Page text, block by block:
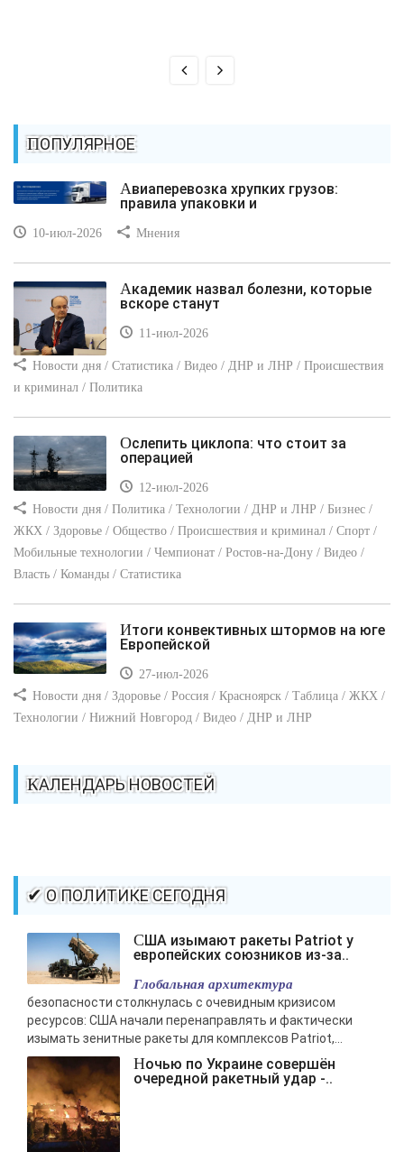
ПОПУЛЯРНОЕ
Авиаперевозка хрупких грузов:
правила упаковки и
10-июл-2026 Мнения
Академик назвал болезни, которые
вскоре станут
11-июл-2026
Новости дня / Статистика / Видео / ДНР и ЛНР / Происшествия
и криминал / Политика
Ослепить циклопа: что стоит за
операцией
12-июл-2026
Новости дня / Политика / Технологии / ДНР и ЛНР / Бизнес /
ЖКХ / Здоровье / Общество / Происшествия и криминал / Спорт /
Мобильные технологии / Чемпионат / Ростов-на-Дону / Видео /
Власть / Команды / Статистика
Итоги конвективных штормов на юге
Европейской
27-июл-2026
Новости дня / Здоровье / Россия / Красноярск / Таблица / ЖКХ /
Технологии / Нижний Новгород / Видео / ДНР и ЛНР
КАЛЕНДАРЬ НОВОСТЕЙ
✔ О ПОЛИТИКЕ СЕГОДНЯ
США изымают ракеты Patriot у
европейских союзников из-за..
Глобальная архитектура
безопасности столкнулась с очевидным кризисом
ресурсов: США начали перенаправлять и фактически
изымать зенитные ракеты для комплексов Patriot,...
Ночью по Украине совершён
очередной ракетный удар -..